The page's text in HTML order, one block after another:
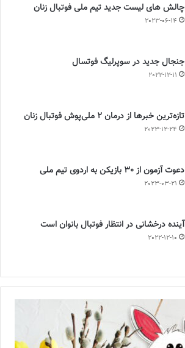
چالش هاى ليست جدید تيم ملى فوتبال زنان
2023-06-14
جنجال جدید در سوپرلیگ فوتسال
2022-12-11
تازه‌ترین خبرها از درمان ۲ ملی‌پوش فوتبال زنان
2023-12-24
دعوت آزمون از 30 بازیکن به اردوی تیم ملی
2023-03-21
آینده درخشانی در انتظار فوتبال بانوان است
2022-12-10